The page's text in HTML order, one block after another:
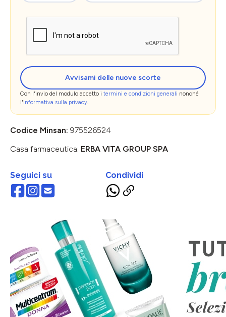
Avvisami delle nuove scorte
Con l'invio del modulo accetto i termini e condizioni generali nonché
l'informativa sulla privacy.
Codice Minsan: 975526524
Casa farmaceutica: ERBA VITA GROUP SPA
Seguici su Condividi